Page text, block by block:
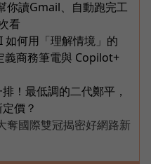
你讀Gmail、自動跑完工
看
如何用「理解情境」的
義商務筆電與 Copilot+
！最低調的二代鄭平，
價？
奪國際雙冠揭密好網路新